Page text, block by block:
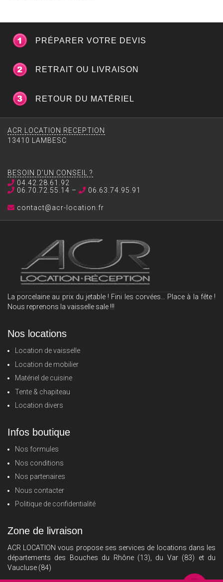
PRÉPARER VOTRE DEVIS
RETRAIT OU LIVRAISON
RETOUR DU MATÉRIEL
ACR LOCATION RECEPTION
13410 LAMBESC
BESOIN D’UN CONSEIL ?
04.42.28.61.92
06.70.72.55.14 –
06.63.74.95.91
contact@acr-location.fr
La porcelaine au prix du jetable ! Fini les corvées… Place à la fête !
Nous reprenons la vaisselle sale !!!
Nos locations
Location de vaisselle
Location de mobilier
Matériel de cuisine
Tente & chapiteau
Location divers
Infos boutique
Nos formules
Nos conditions
Nos partenaires
Nous contacter
Politique de confidentialité
Zone de livraison
ACR LOCATION vous propose ses services de locations dans les
départements des Bouches du Rhône (13), du Var (83) et du
Vaucluse (84)